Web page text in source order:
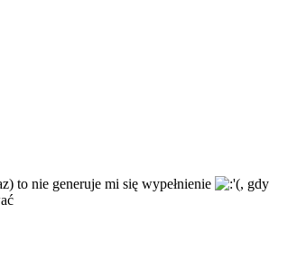
to nie generuje mi się wypełnienie
, gdy